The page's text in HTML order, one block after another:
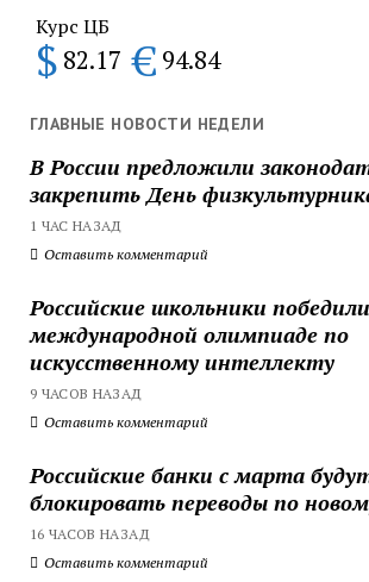
Курс ЦБ
$ 82.17 € 94.84
ГЛАВНЫЕ НОВОСТИ НЕДЕЛИ
В России предложили
закрепить День
1 ЧАС НАЗАД
Оставить комментарий
Российские школьники
международной олимпиаде по
искусственному интеллекту
9 ЧАСОВ НАЗАД
Оставить комментарий
Российские банки с марта
блокировать переводы по
16 ЧАСОВ НАЗАД
Оставить комментарий